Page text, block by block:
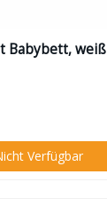
Babybett, weiß
Verfügbar